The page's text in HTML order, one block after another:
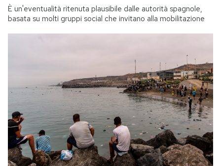
È un'eventualità ritenuta plausibile dalle autorità spagnole,
basata su molti gruppi social che invitano alla mobilitazione